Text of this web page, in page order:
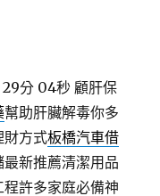
29分 04秒 顧肝保
幫助肝臟解毒你多
財方式板橋汽車借
新推薦清潔用品
許多家庭必備神